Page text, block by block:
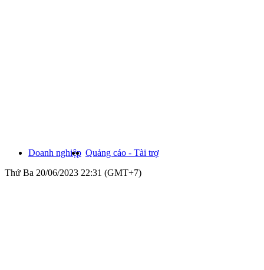
Doanh nghiệp Quảng cáo - Tài trợ
Thứ Ba 20/06/2023 22:31 (GMT+7)